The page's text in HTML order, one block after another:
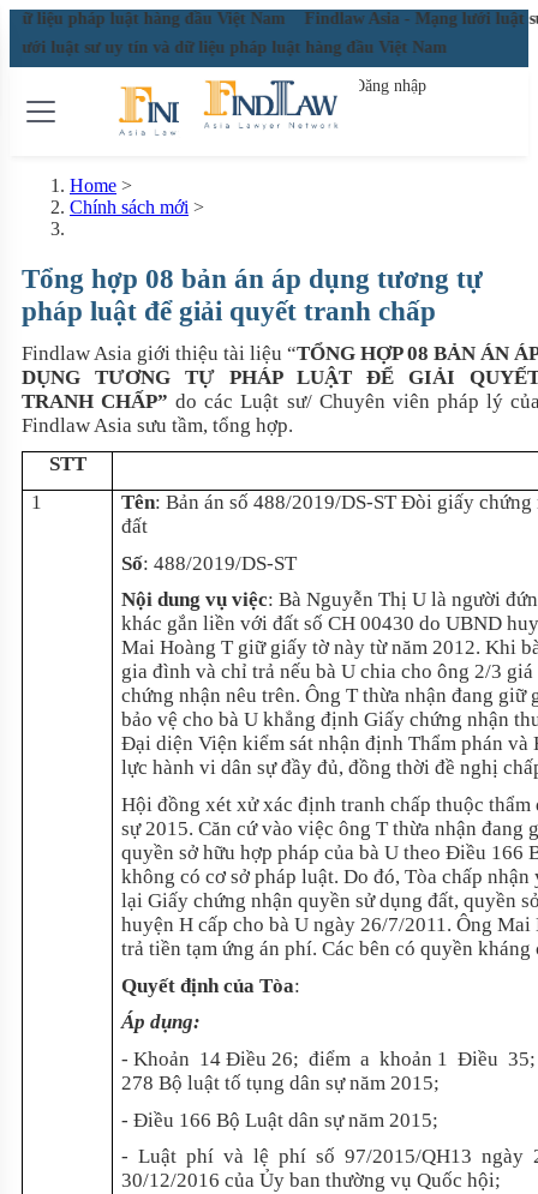
luật hàng đầu Việt NamFindlaw Asia - Mạng lưới luật sư uy tín
luật sư uy tín và dữ liệu pháp luật hàng đầu Việt Nam
Đăng nhập
Home >
Chính sách mới >
Tổng hợp 08 bản án áp dụng tương tự
pháp luật để giải quyết tranh chấp
Findlaw Asia giới thiệu tài liệu “TỔNG HỢP 08 BẢN ÁN
DỤNG TƯƠNG TỰ PHÁP LUẬT
ĐỂ GIẢI
TRANH CHẤP” do các Luật sư/ Chuyên viên pháp lý
Findlaw Asia sưu tầm, tổng hợp.
STT
1
Tên:Bản án số 488/2019/DS-ST Đòi giấy
đất
Số:488/2019/DS-ST
Nội dung vụ việc:Bà Nguyễn Thị U là người
khác gắn liền với đất số CH 00430 do UBND
Mai Hoàng T giữ giấy tờ này từ năm 2012. Khi
gia đình và chỉ trả nếu bà U chia cho ông 2/3
chứng nhận nêu trên. Ông T thừa nhận đang
bảo vệ cho bà U khẳng định Giấy chứng nhận
Đại diện Viện kiểm sát nhận định Thẩm phán
lực hành vi dân sự đầy đủ, đồng thời đề nghị
Hội đồng xét xử xác định tranh chấp thuộc
sự 2015. Căn cứ vào việc ông T thừa nhận
quyền sở hữu hợp pháp của bà U theo Điều
không có cơ sở pháp luật. Do đó, Tòa chấp
lại Giấy chứng nhận quyền sử dụng đất, quyền
huyện H cấp cho bà U ngày 26/7/2011. Ông
trả tiền tạm ứng án phí. Các bên có quyền
Quyết định của Tòa:
Áp dụng:
- Khoản 14 Điều 26; điểm a khoản 1 Điều
278 Bộ luật tố tụng dân sự năm 2015;
- Điều 166 Bộ Luật dân sự năm 2015;
- Luật phí và lệ phí số 97/2015/QH13 ngày
30/12/2016 của Ủy ban thường vụ Quốc hội;